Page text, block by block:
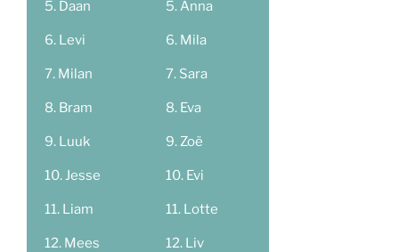
Daan
Levi
Milan
Bram
Luuk
Jesse
Liam
Mees
Anna
Mila
Sara
Eva
Zoë
Evi
Lotte
Liv